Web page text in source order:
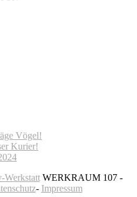
Vögel!
Kurier!
WerkstattWERKRAUM 107 -
- Impressum